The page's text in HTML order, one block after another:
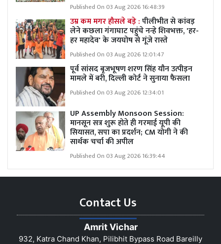
Published On 03 Aug 2026 16:48:39
उम्र कम मगर हौसले बड़े :पीलीभीत से कांवड़
लेने कछला गंगाघाट पहुंचे नन्हे शिवभक्त, 'हर-
हर महादेव' के जयघोष से गूंजे रास्ते
Published On 03 Aug 2026 12:01:47
पूर्व सांसद बृजभूषण शरण सिंह यौन उत्पीड़न
मामले में बरी, दिल्ली कोर्ट ने सुनाया फैसला
Published On 03 Aug 2026 12:34:01
UP Assembly Monsoon Session:
मानसून सत्र शुरू होते ही गरमाई यूपी की
सियासत, सपा का प्रदर्शन; CM योगी ने की
सार्थक चर्चा की अपील
Published On 03 Aug 2026 16:39:44
Contact Us
Amrit Vichar
932, Katra Chand Khan, Pilibhit Bypass Road Bareilly